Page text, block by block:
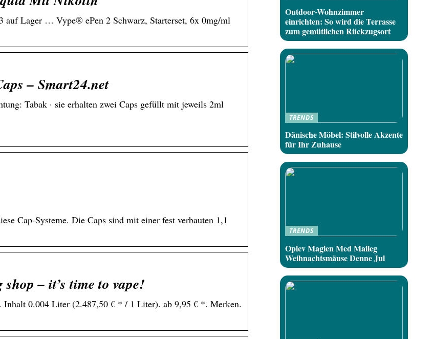
Lager … Vype® ePen 2 Schwarz, Starterset, 6x 0mg/ml
– Smart24.net
Tabak · sie erhalten zwei Caps gefüllt mit jeweils 2ml
Cap-Systeme. Die Caps sind mit einer fest verbauten 1,1
– it’s time to vape!
Inhalt 0.004 Liter (2.487,50 € * / 1 Liter). ab 9,95 € *. Merken.
Outdoor-Wohnzimmer
einrichten: So wird die Terrasse
zum gemütlichen Rückzugsort
TRENDS
Dänische Möbel: Stilvolle Akzente
für Ihr Zuhause
TRENDS
Oplev Magien Med Maileg
Weihnachtsmäuse Denne Jul